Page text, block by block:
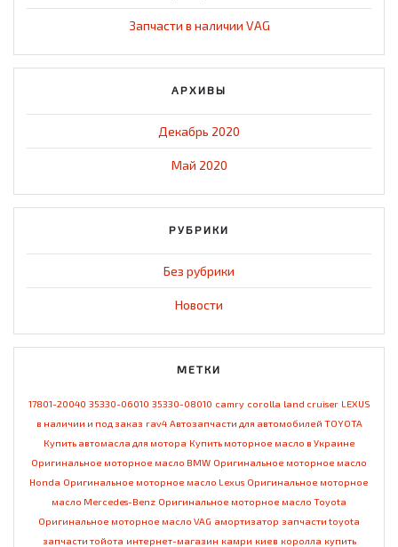
Запчасти в наличии VAG
АРХИВЫ
Декабрь 2020
Май 2020
РУБРИКИ
Без рубрики
Новости
МЕТКИ
17801-20040 35330-06010 35330-08010 camry corolla land cruiser LEXUS
в наличии и под заказ rav4 Автозапчасти для автомобилей TOYOTA
Купить автомасла для мотора Купить моторное масло в Украине
Оригинальное моторное масло BMW Оригинальное моторное масло
Honda Оригинальное моторное масло Lexus Оригинальное моторное
масло Mercedes-Benz Оригинальное моторное масло Toyota
Оригинальное моторное масло VAG амортизатор запчасти toyota
запчасти тойота интернет-магазин камри киев королла купить